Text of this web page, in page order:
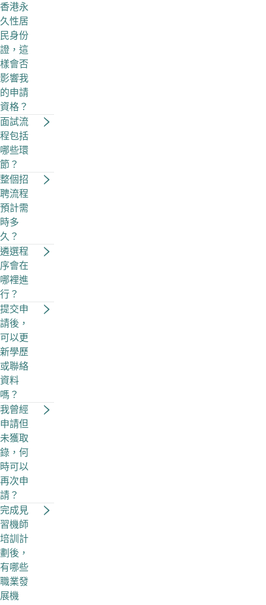
香港永
久性居
民身份
證，這
樣會否
影響我
的申請
資格？
面試流
程包括
哪些環
節？
整個招
聘流程
預計需
時多
久？
遴選程
序會在
哪裡進
行？
提交申
請後，
可以更
新學歷
或聯絡
資料
嗎？
我曾經
申請但
未獲取
錄，何
時可以
再次申
請？
完成見
習機師
培訓計
劃後，
有哪些
職業發
展機